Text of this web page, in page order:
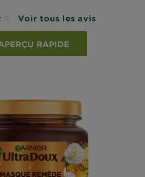
basé sur les avis
Voir tous les avis
RAPIDE